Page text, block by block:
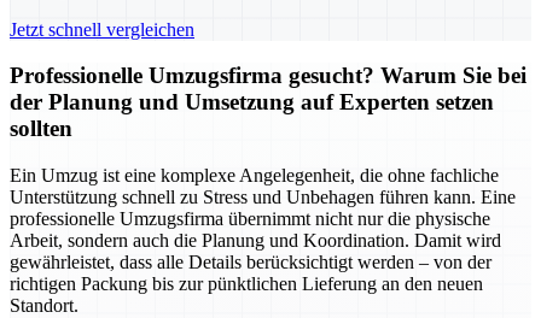
Jetzt schnell vergleichen
Professionelle Umzugsfirma gesucht? Warum Sie bei
der Planung und Umsetzung auf Experten setzen
sollten
Ein Umzug ist eine komplexe Angelegenheit, die ohne fachliche
Unterstützung schnell zu Stress und Unbehagen führen kann. Eine
professionelle Umzugsfirma übernimmt nicht nur die physische
Arbeit, sondern auch die Planung und Koordination. Damit wird
gewährleistet, dass alle Details berücksichtigt werden – von der
richtigen Packung bis zur pünktlichen Lieferung an den neuen
Standort.